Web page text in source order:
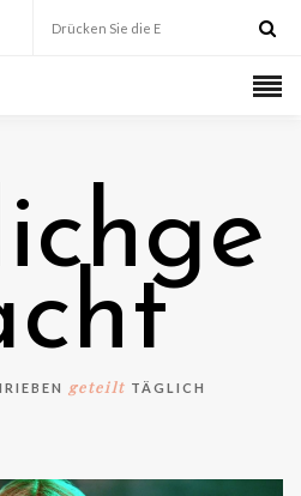
geteilt TÄGLICH